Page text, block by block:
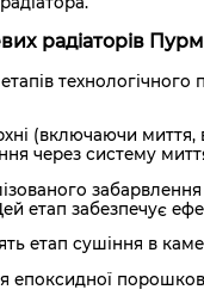
радіаторів
(включаючи миття,
через систему
етап забезпечує
етап сушіння в
епоксидної